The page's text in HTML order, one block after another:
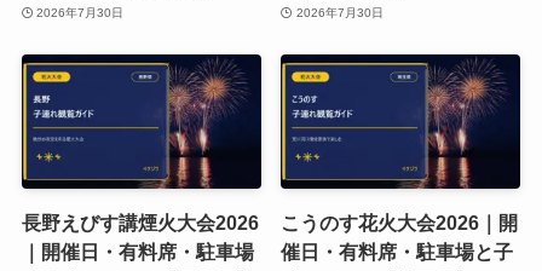
2026年7月30日 2026年7月30日
長野えびす講煙火大会2026
｜開催日・有料席・駐車場
こうのす花火大会2026｜開
催日・有料席・駐車場と子